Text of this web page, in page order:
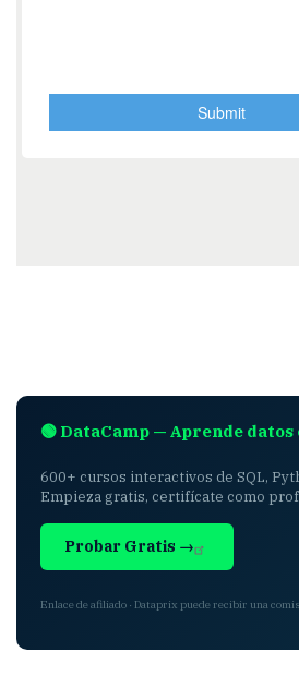
🟢 DataCamp — Aprende datos
600+ cursos interactivos de SQL,
Empieza gratis, certifícate como
Probar Gratis →
Enlace de afiliado · Dataprix puede recibir una